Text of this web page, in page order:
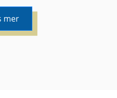
mer